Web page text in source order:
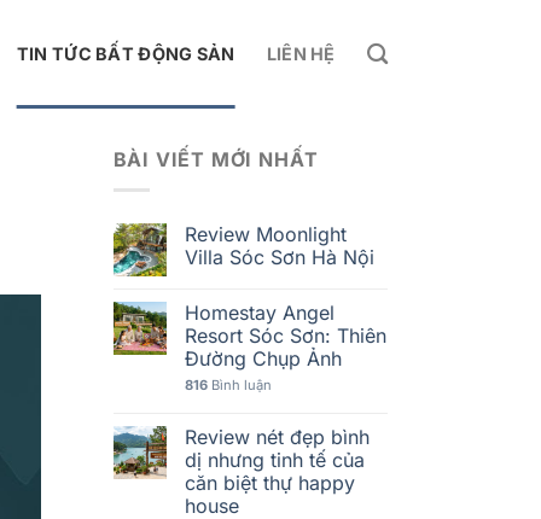
TIN TỨC BẤT ĐỘNG SẢN LIÊN HỆ
BÀI VIẾT MỚI NHẤT
Review Moonlight
Villa Sóc Sơn Hà Nội
Homestay Angel
Resort Sóc Sơn: Thiên
Đường Chụp Ảnh
816Bình luận
Review nét đẹp bình
dị nhưng tinh tế của
căn biệt thự happy
house